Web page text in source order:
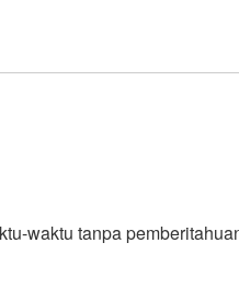
waktu tanpa